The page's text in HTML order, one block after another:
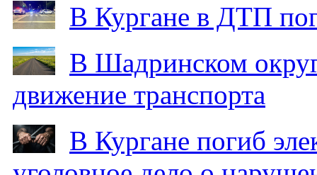
В Кургане в ДТП
В Шадринском
движение транспорта
В Кургане погиб